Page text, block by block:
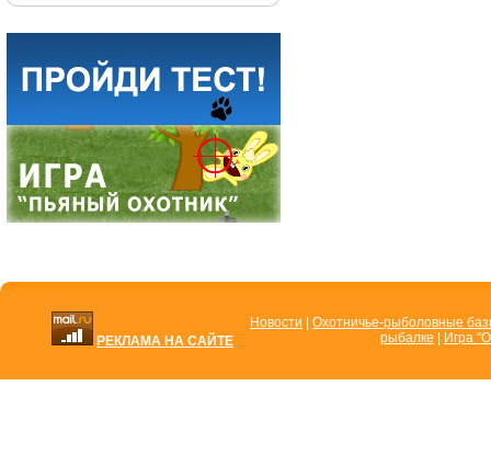
РЕКЛАМА НА САЙТЕ
Новости
Охотничье-рыболовные
рыбалке
Игра